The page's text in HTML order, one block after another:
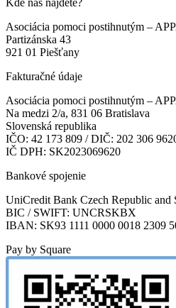
Kde nás nájdete?
Asociácia pomoci postihnutým –
Partizánska 43
921 01 Piešťany
Fakturačné údaje
Asociácia pomoci postihnutým –
Na medzi 2/a, 831 06 Bratislava
Slovenská republika
IČO: 42 173 809 / DIČ: 202 306
IČ DPH: SK2023069620
Bankové spojenie
UniCredit Bank Czech Republic and
BIC / SWIFT: UNCRSKBX
IBAN: SK93 1111 0000 0018 2309
Pay by Square